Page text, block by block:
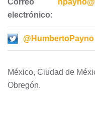
electrónico:
@HumbertoPayno
México, Ciudad de
Obregón.